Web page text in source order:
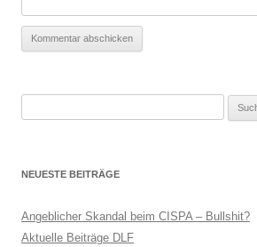
NEUESTE BEITRÄGE
Angeblicher Skandal beim CISPA – Bullshit?
Aktuelle Beiträge DLF